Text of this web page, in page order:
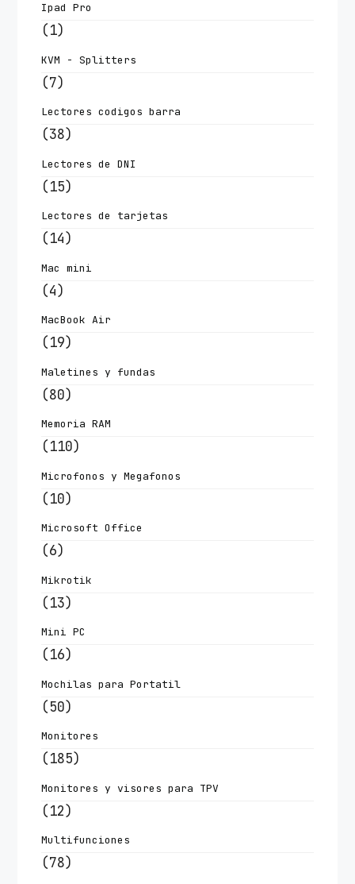
Ipad Pro
(1)
KVM - Splitters
(7)
Lectores codigos barra
(38)
Lectores de DNI
(15)
Lectores de tarjetas
(14)
Mac mini
(4)
MacBook Air
(19)
Maletines y fundas
(80)
Memoria RAM
(110)
Microfonos y Megafonos
(10)
Microsoft Office
(6)
Mikrotik
(13)
Mini PC
(16)
Mochilas para Portatil
(50)
Monitores
(185)
Monitores y visores para TPV
(12)
Multifunciones
(78)